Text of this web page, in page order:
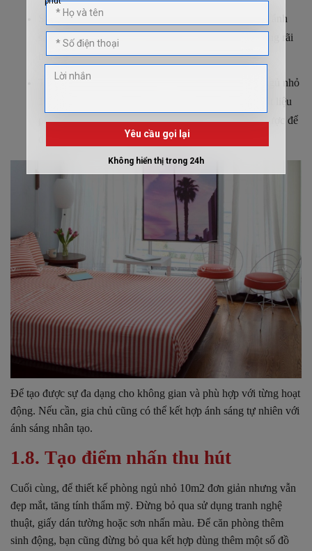
Sơn tường màu sáng: Màu tường sáng sẽ phản chiếu ánh
sáng tốt hơn. Khiến cho tổng thể căn phòng trông rộng rãi
hơn.
Tận dụng ánh sáng gián tiếp: Trong thiết kế phòng ngủ nhỏ
10m2 không có cửa sổ lớn, có thể sử dụng những vật liệu
phản chiếu ánh sáng như gương kim loại. Sẽ dùng được để
đưa ánh sáng vào từ các phòng khác.
Để tạo được sự đa dạng cho không gian và phù hợp với từng hoạt
động. Nếu cần, gia chủ cũng có thể kết hợp ánh sáng tự nhiên với
ánh sáng nhân tạo.
1.8. Tạo điểm nhấn thu hút
Cuối cùng, để thiết kế phòng ngủ nhỏ 10m2 đơn giản nhưng vẫn
đẹp mắt, tăng tính thẩm mỹ. Đừng bỏ qua sử dụng tranh nghệ
thuật, giấy dán tường hoặc sơn nhấn màu. Để căn phòng thêm
sinh động, bạn cũng đừng bỏ qua kết hợp dùng thêm một số đồ